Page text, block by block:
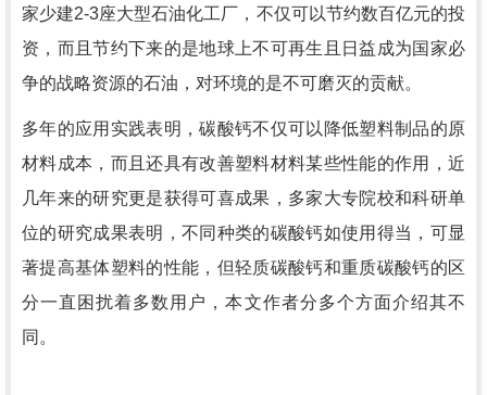
家少建2-3座大型石油化工厂，不仅可以节约数百亿元的投
资，而且节约下来的是地球上不可再生且日益成为国家必
争的战略资源的石油，对环境的是不可磨灭的贡献。
多年的应用实践表明，碳酸钙不仅可以降低塑料制品的原
材料成本，而且还具有改善塑料材料某些性能的作用，近
几年来的研究更是获得可喜成果，多家大专院校和科研单
位的研究成果表明，不同种类的碳酸钙如使用得当，可显
著提高基体塑料的性能，但轻质碳酸钙和重质碳酸钙的区
分一直困扰着多数用户，本文作者分多个方面介绍其不
同。